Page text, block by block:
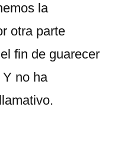
la
otra parte
fin de guarecer
no ha